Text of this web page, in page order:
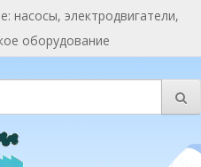
насосы, электродвигатели,
оборудование